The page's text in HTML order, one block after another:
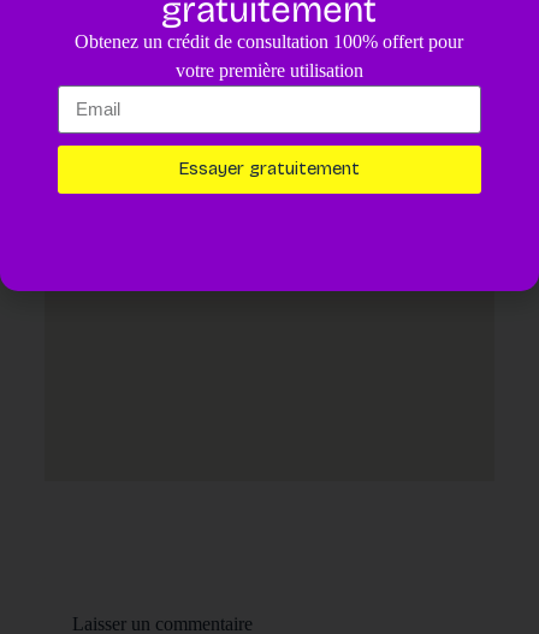
Un diagnostic pour votre animal assisté par IA.
Essayer maintenant
Laisser un commentaire
gratuitement
Obtenez un crédit de consultation 100% offert pour
votre première utilisation
Essayer gratuitement